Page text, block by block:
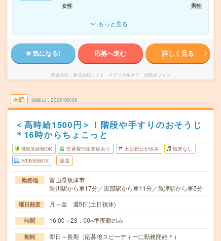
女性
男性
もっと見る
気になる! 応募へ進む 詳しく見る
派遣会社 株式会社ルフト・メディカルケア 北陸オフィス
未読 掲載日 2026/08/06
＜高時給1500円＞！階段や手すりのおそうじ
＊16時からちょこっと
職種未経験OK 交通費別途支給あり 土日祝日が休み 残業なし
WEB登録OK 派遣
勤務地
富山県魚津市
滑川駅から車17分／黒部駅から車11分／魚津駅から車5分
曜日頻度 月～金 週5日(土日祝休)
時間 16:00～23：00※準夜勤のみ
期間 即日～長期（応募後スピーディーに勤務開始＊）